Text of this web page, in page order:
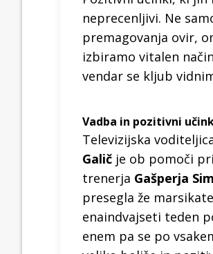
neprecenljivi. Ne
premagovanja ovir,
izbiramo vitalen
vendar se kljub
Vadba in pozitivni
Televizijska
Galič je ob pomoči
trenerja Gašperja
presegla že
enaindvajseti teden
enem pa se po